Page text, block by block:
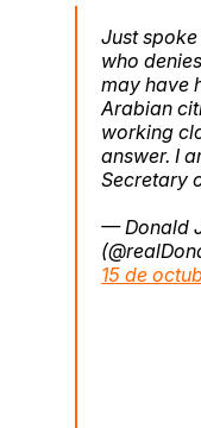
Just
who
may have
Arabian
working
answer. I
Secretary
— Donald
15 de